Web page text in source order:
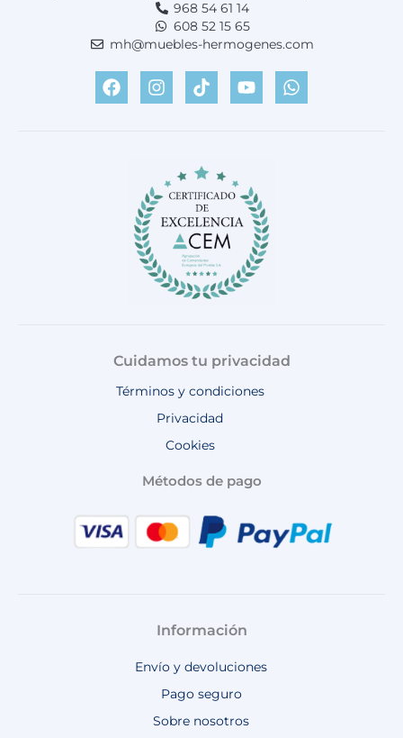
968 54 61 14
608 52 15 65
mh@muebles-hermogenes.com
F
a
c
I
n
s
a
m
T
i
k
Y
o
u
W
h
a
Cuidamos tu privacidad
Términos y condiciones
Privacidad
Cookies
Métodos de pago
Información
Envío y devoluciones
Pago seguro
Sobre nosotros